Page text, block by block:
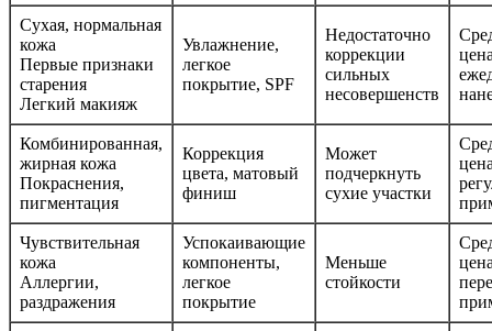
Сухая, нормальная
кожа
Первые признаки
старения
Легкий макияж
Увлажнение,
легкое
покрытие, SPF
Недостаточно
коррекции
сильных
несовершенств
Комбинированная,
жирная кожа
Покраснения,
пигментация
Коррекция
цвета, матовый
финиш
Может
подчеркнуть
сухие участки
Чувствительная
кожа
Аллергии,
раздражения
Успокаивающие
компоненты,
легкое
покрытие
Меньше
стойкости